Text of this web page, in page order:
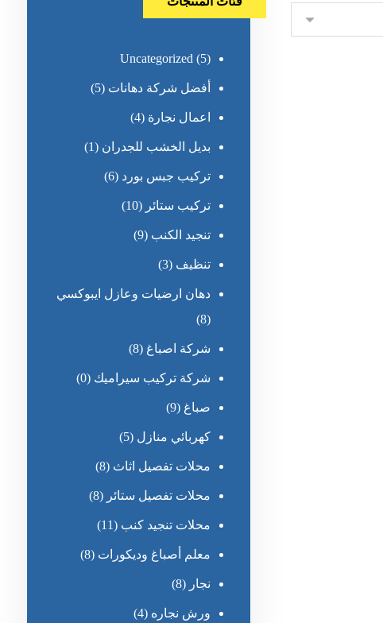
Uncategorized (5)
أفضل شركة دهانات (5)
اعمال نجارة (4)
بديل الخشب للجدران (1)
تركيب جبس بورد (6)
تركيب ستائر (10)
تنجيد الكنب (9)
تنظيف (3)
دهان ارضيات وعازل ايبوكسي
(8)
شركة اصباغ (8)
شركة تركيب سيراميك (0)
صباغ (9)
كهربائي منازل (5)
محلات تفصيل اثاث (8)
محلات تفصيل ستائر (8)
محلات تنجيد كنب (11)
معلم أصباغ وديكورات (8)
نجار (8)
ورش نجاره (4)